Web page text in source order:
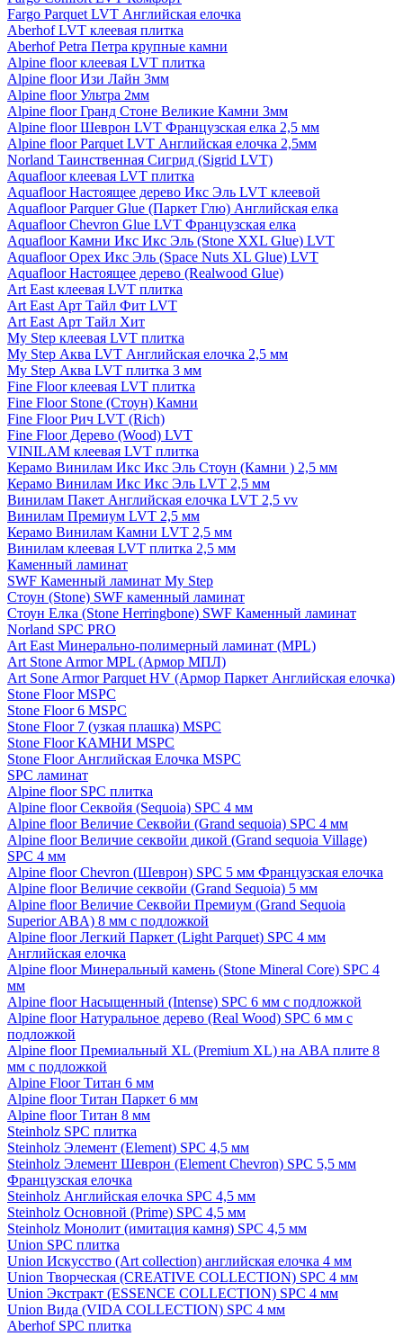
Fargo Parquet LVT Английская елочка
Aberhof LVT клеевая плитка
Aberhof Petra Петра крупные камни
Alpine floor клеевая LVT плитка
Alpine floor Изи Лайн 3мм
Alpine floor Ультра 2мм
Alpine floor Гранд Стоне Великие Камни 3мм
Alpine floor Шеврон LVT Французская елка 2,5 мм
Alpine floor Parquet LVT Английская елочка 2,5мм
Norland Таинственная Сигрид (Sigrid LVT)
Aquafloor клеевая LVT плитка
Aquafloor Настоящее дерево Икс Эль LVT клеевой
Aquafloor Parquer Glue (Паркет Глю) Английская елка
Aquafloor Chevron Glue LVT Французская елка
Aquafloor Камни Икс Икс Эль (Stone XXL Glue) LVT
Aquafloor Орех Икс Эль (Space Nuts XL Glue) LVT
Aquafloor Настоящее дерево (Realwood Glue)
Art East клеевая LVT плитка
Art East Арт Тайл Фит LVT
Art East Арт Тайл Хит
My Step клеевая LVT плитка
My Step Аква LVT Английская елочка 2,5 мм
My Step Аква LVT плитка 3 мм
Fine Floor клеевая LVT плитка
Fine Floor Stone (Стоун) Камни
Fine Floor Рич LVT (Rich)
Fine Floor Дерево (Wood) LVT
VINILAM клеевая LVT плитка
Керамо Винилам Икс Икс Эль Стоун (Камни ) 2,5 мм
Керамо Винилам Икс Икс Эль LVT 2,5 мм
Винилам Пакет Английская елочка LVT 2,5 vv
Винилам Премиум LVT 2,5 мм
Керамо Винилам Камни LVT 2,5 мм
Винилам клеевая LVT плитка 2,5 мм
Каменный ламинат
SWF Каменный ламинат My Step
Стоун (Stone) SWF каменный ламинат
Стоун Елка (Stone Herringbone) SWF Каменный ламинат
Norland SPC PRO
Art East Минерально-полимерный ламинат (MPL)
Art Stone Armor MPL (Армор МПЛ)
Art Sone Armor Parquet HV (Армор Паркет Английская елочка)
Stone Floor MSPC
Stone Floor 6 MSPC
Stone Floor 7 (узкая плашка) MSPC
Stone Floor КАМНИ MSPC
Stone Floor Английская Елочка MSPC
SPC ламинат
Alpine floor SPC плитка
Alpine floor Секвойя (Sequoia) SPC 4 мм
Alpine floor Величие Секвойи (Grand sequoia) SPC 4 мм
Alpine floor Величие секвойи дикой (Grand sequoia Village)
SPC 4 мм
Alpine floor Chevron (Шеврон) SPC 5 мм Французская елочка
Alpine floor Величие секвойи (Grand Sequoia) 5 мм
Alpine floor Величие Секвойи Премиум (Grand Sequoia
Superior ABA) 8 мм с подложкой
Alpine floor Легкий Паркет (Light Parquet) SPC 4 мм
Английская елочка
Alpine floor Минеральный камень (Stone Mineral Core) SPC 4
мм
Alpine floor Насыщенный (Intense) SPC 6 мм с подложкой
Alpine floor Натуральное дерево (Real Wood) SPC 6 мм с
подложкой
Alpine floor Премиальный XL (Premium XL) на ABA плите 8
мм с подложкой
Alpine Floor Титан 6 мм
Alpine floor Титан Паркет 6 мм
Alpine floor Титан 8 мм
Steinholz SPC плитка
Steinholz Элемент (Element) SPC 4,5 мм
Steinholz Элемент Шеврон (Element Chevron) SPC 5,5 мм
Французская елочка
Steinholz Английская елочка SPC 4,5 мм
Steinholz Основной (Prime) SPC 4,5 мм
Steinholz Монолит (имитация камня) SPC 4,5 мм
Union SPC плитка
Union Искусство (Art collection) английская елочка 4 мм
Union Творческая (CREATIVE COLLECTION) SPC 4 мм
Union Экстракт (ESSENCE COLLECTION) SPC 4 мм
Union Вида (VIDA COLLECTION) SPC 4 мм
Aberhof SPC плитка